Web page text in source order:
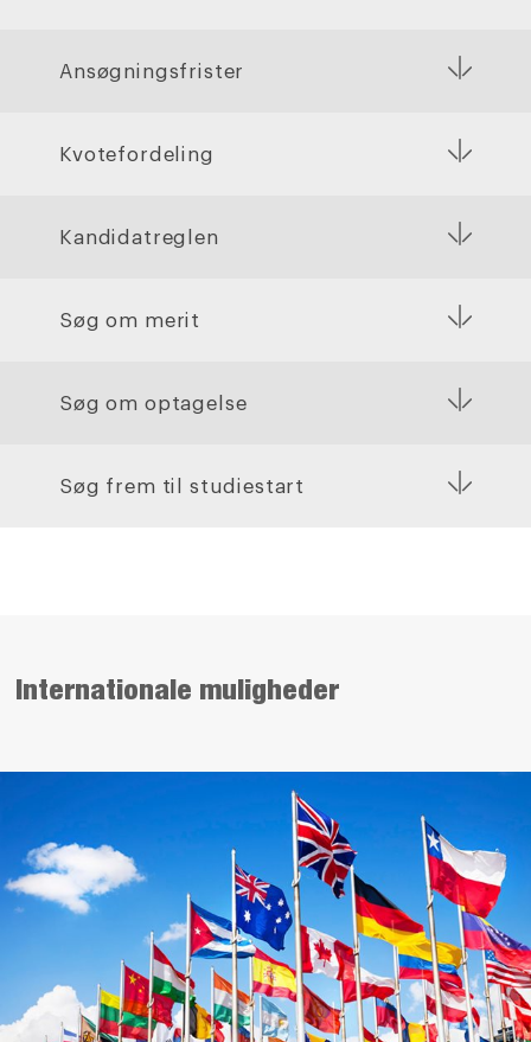
Ansøgningsfrister
Kvotefordeling
Kandidatreglen
Søg om merit
Søg om optagelse
Søg frem til studiestart
Internationale muligheder